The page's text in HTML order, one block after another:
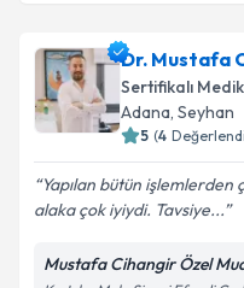
Dr. Sıdıka Aslaniçin
Size bu uzmandan
hazırlandığında e-
Kişisel
Dr. Mustafa
Sertifikalı
Adana, Seyhan
5 (4
Yapılan bütün işlemlerden
alaka çok iyiydi. Tavsiye...
Mustafa Cihangir Özel